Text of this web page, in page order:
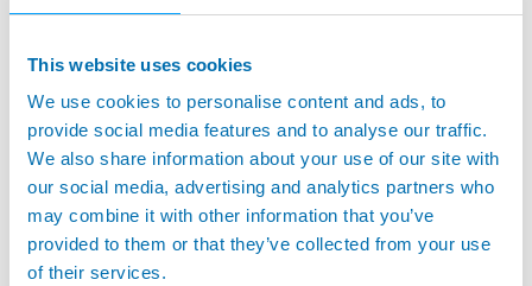
This website uses cookies
We use cookies to personalise content and ads, to
provide social media features and to analyse our traffic.
We also share information about your use of our site with
our social media, advertising and analytics partners who
may combine it with other information that you’ve
provided to them or that they’ve collected from your use
of their services.
Per consentire la consegna del messaggio direttamente
all'ufficio competente seleziona il campo applicativo nella
Industria Aerospaziale
Applicazioni su macchina utensile